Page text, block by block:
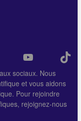
YouTube
sociaux. Nous
et vous aidons
Pour rejoindre
rejoignez-nous